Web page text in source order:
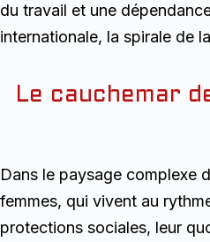
du travail et une
internationale, la spirale de
Le cauchemar
Dans le paysage complexe
femmes, qui vivent au
protections sociales, leur